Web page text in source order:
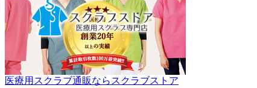
医療用スクラブ通販ならスクラブストア